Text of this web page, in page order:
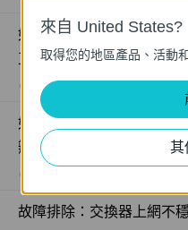
如果我的電腦在透過網路
正常使用，我該怎麼辦？
05-22-2018
如果電腦連接到非管理型
辦？
故障排除：交換器上網不
來自 United States?
取得您的地區產品、活動
其